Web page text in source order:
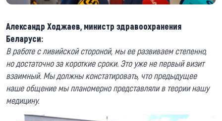
Александр Ходжаев, министр здравоохранения
Беларуси:
В работе с ливийской стороной, мы ее развиваем степенно,
но достаточно за короткие сроки. Это уже не первый визит
взаимный. Мы должны констатировать, что предыдущее
наше общение мы планомерно представляли в теории нашу
медицину.